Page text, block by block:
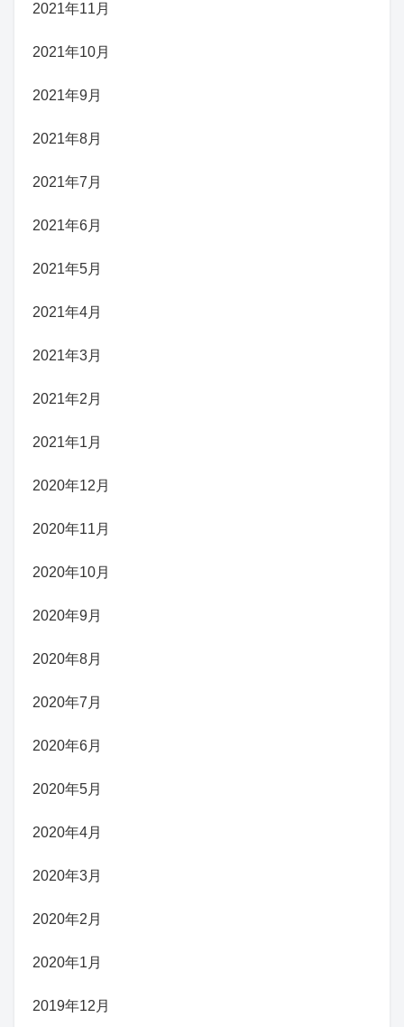
2021年11月
2021年10月
2021年9月
2021年8月
2021年7月
2021年6月
2021年5月
2021年4月
2021年3月
2021年2月
2021年1月
2020年12月
2020年11月
2020年10月
2020年9月
2020年8月
2020年7月
2020年6月
2020年5月
2020年4月
2020年3月
2020年2月
2020年1月
2019年12月